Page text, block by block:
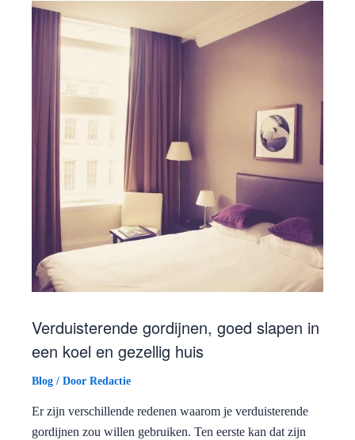
Verduisterende gordijnen, goed slapen in
een koel en gezellig huis
Blog / Door Redactie
Er zijn verschillende redenen waarom je verduisterende
gordijnen zou willen gebruiken. Ten eerste kan dat zijn